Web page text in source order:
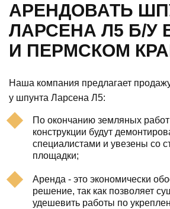
АРЕНДОВАТЬ
ЛАРСЕНА Л5 Б/У
И ПЕРМСКОМ
Наша компания предлагает
у шпунта Ларсена Л5:
По окончанию земляных
конструкции будут
специалистами и увезены со
площадки;
Аренда - это экономически
решение, так как позволяет
удешевить работы по